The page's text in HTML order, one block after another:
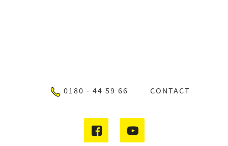
0180 - 44 59 66 CONTACT